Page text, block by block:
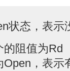
状态，表示
阻值为Rd
，表示